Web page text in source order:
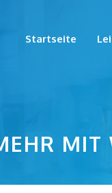
Startseite
MIT